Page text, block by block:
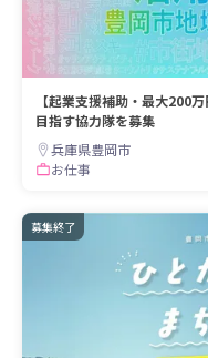
【起業支援補助・最大200
目指す協力隊を募集
兵庫県豊岡市
お仕事
募集終了